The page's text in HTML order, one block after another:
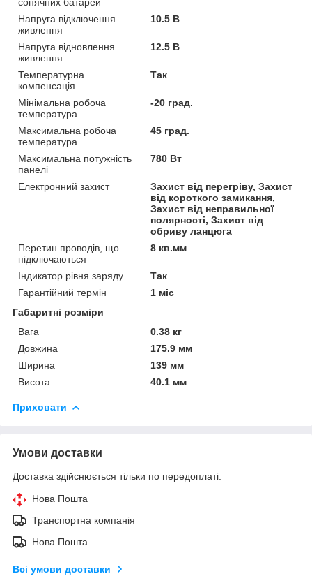
Напруга відключення
живлення
10.5 В
Напруга відновлення
живлення
12.5 В
Температурна
компенсація
Так
Мінімальна робоча
температура
-20 град.
Максимальна робоча
температура
45 град.
Максимальна потужність
панелі
780 Вт
Електронний захист
Захист від перегріву, Захист
від короткого замикання,
Захист від неправильної
полярності, Захист від
обриву ланцюга
Перетин проводів, що
підключаються
8 кв.мм
Індикатор рівня заряду
Так
Гарантійний термін
1 міс
Габаритні розміри
Вага
0.38 кг
Довжина
175.9 мм
Ширина
139 мм
Висота
40.1 мм
Приховати
Умови доставки
Доставка здійснюється тільки по передоплаті.
Нова Пошта
Транспортна компанія
Нова Пошта
Всі умови доставки